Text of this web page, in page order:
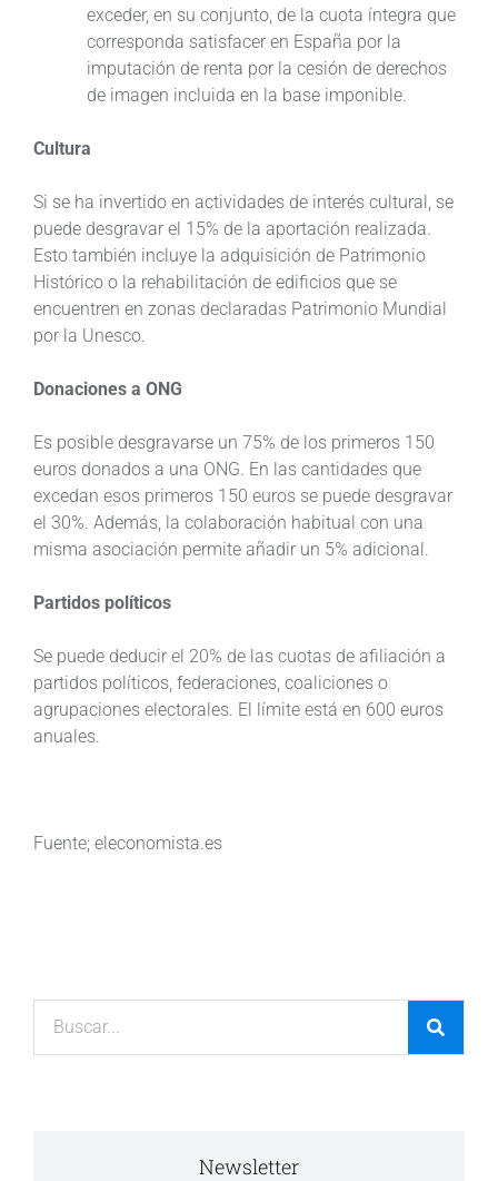
exceder, en su conjunto, de la cuota íntegra que
corresponda satisfacer en España por la
imputación de renta por la cesión de derechos
de imagen incluida en la base imponible.
Cultura
Si se ha invertido en actividades de interés cultural, se
puede desgravar el 15% de la aportación realizada.
Esto también incluye la adquisición de Patrimonio
Histórico o la rehabilitación de edificios que se
encuentren en zonas declaradas Patrimonio Mundial
por la Unesco.
Donaciones a ONG
Es posible desgravarse un 75% de los primeros 150
euros donados a una ONG. En las cantidades que
excedan esos primeros 150 euros se puede desgravar
el 30%. Además, la colaboración habitual con una
misma asociación permite añadir un 5% adicional.
Partidos políticos
Se puede deducir el 20% de las cuotas de afiliación a
partidos políticos, federaciones, coaliciones o
agrupaciones electorales. El límite está en 600 euros
anuales.
Fuente; eleconomista.es
Newsletter